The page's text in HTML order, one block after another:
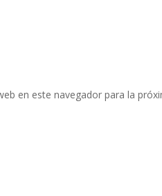
en este navegador para la